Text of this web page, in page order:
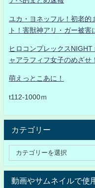
ユカ・ヨネッフル！初老的
ト！害獣神アリ・ガー被
ヒロコンプレックス
ャアラフィフ女子のめざせ
萌えっとこあに！
t112-1000ｍ
カテゴリー
動画やサムネイルで使